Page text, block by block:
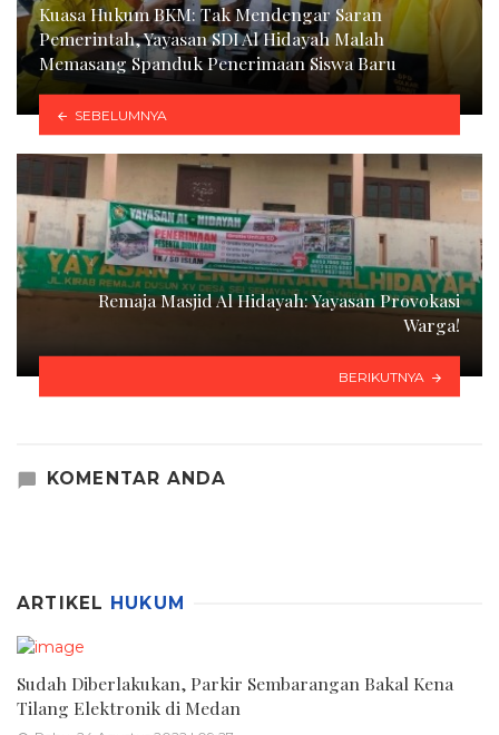
Kuasa Hukum BKM: Tak Mendengar Saran
Pemerintah, Yayasan SDI Al Hidayah Malah
Memasang Spanduk Penerimaan Siswa Baru
SEBELUMNYA
Remaja Masjid Al Hidayah: Yayasan Provokasi
Warga!
BERIKUTNYA
KOMENTAR ANDA
ARTIKEL HUKUM
Sudah Diberlakukan, Parkir Sembarangan Bakal Kena
Tilang Elektronik di Medan